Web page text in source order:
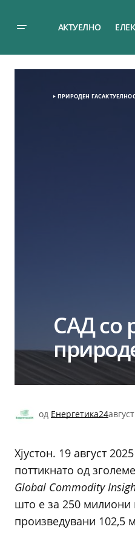
АКТУЕЛНО
ПРИРОДЕН ГАСАКТУЕЛНО
САД со
од Енергетика24
Хјустон. 19 август
поттикнато од
Global Commodity
што е за 250 милиони
произведувани 102,5